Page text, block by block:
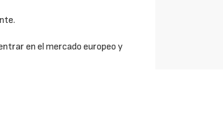
en el mercado europeo y